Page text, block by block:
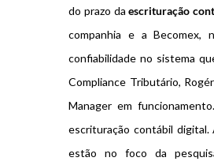
do prazo daescrituração
companhia e a Becomex,
confiabilidade no sistema
Compliance Tributário,
Manager em
escrituração contábil digital.
estão no foco da